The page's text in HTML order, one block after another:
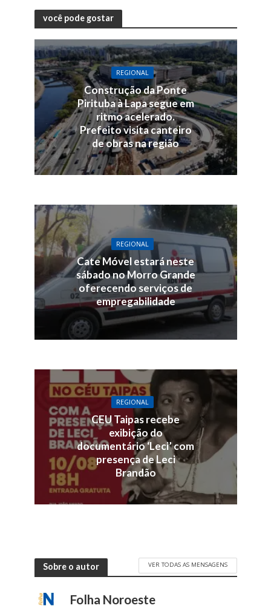
você pode gostar
REGIONAL
Construção da Ponte
Pirituba à Lapa segue em
ritmo acelerado.
Prefeito visita canteiro
de obras na região
REGIONAL
Cate Móvel estará neste
sábado no Morro Grande
oferecendo serviços de
empregabilidade
REGIONAL
CEU Taipas recebe
exibição do
documentário ‘Leci’ com
presença de Leci
Brandão
Sobre o autor VER TODAS AS MENSAGENS
Folha Noroeste